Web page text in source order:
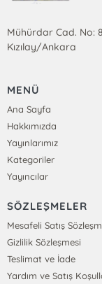
Mühürdar Cad. No:
Kızılay/Ankara
MENÜ
Ana Sayfa
Hakkımızda
Yayınlarımız
Kategoriler
Yayıncılar
SÖZLEŞMELER
Mesafeli Satış
Gizlilik Sözleşmesi
Teslimat ve İade
Yardım ve Satış